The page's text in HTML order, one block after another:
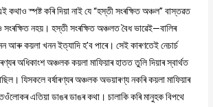
কথাও স্পষ্ট কৰি দিয়া নাই যে “হস্তী সংৰক্ষিত অঞ্চল” বাস্তৱত
নহয়। হস্তী সংৰক্ষিত অঞ্চলত বৈধ ভাৱেই—বালিৰ
আৰু কয়লা খনন ইত্যাদি হ’ব পাৰে। সেই কাৰণতেই নেচাৰ্চ
অধিকাংশ অঞ্চলক কয়লা মাফিয়াৰ হাতত তুলি দিয়াৰ স্বাৰ্থত
যিসকলে বৰ্ষাৰণ্যৰ অঞ্চলক অভয়াৰণ্য নকৰি কয়লা মাফিয়াৰ
এতিয়া ডাঙৰ ডাঙৰ কথা। চালাকি কৰি মানুহক বিপথে